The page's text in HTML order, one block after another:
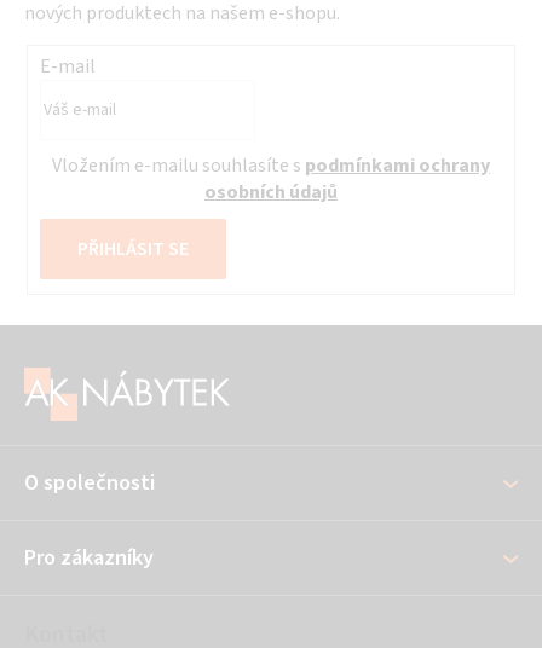
nových produktech na našem e-shopu.
E-mail
Vložením e-mailu souhlasíte s podmínkami ochrany
osobních údajů
PŘIHLÁSIT SE
O společnosti
Pro zákazníky